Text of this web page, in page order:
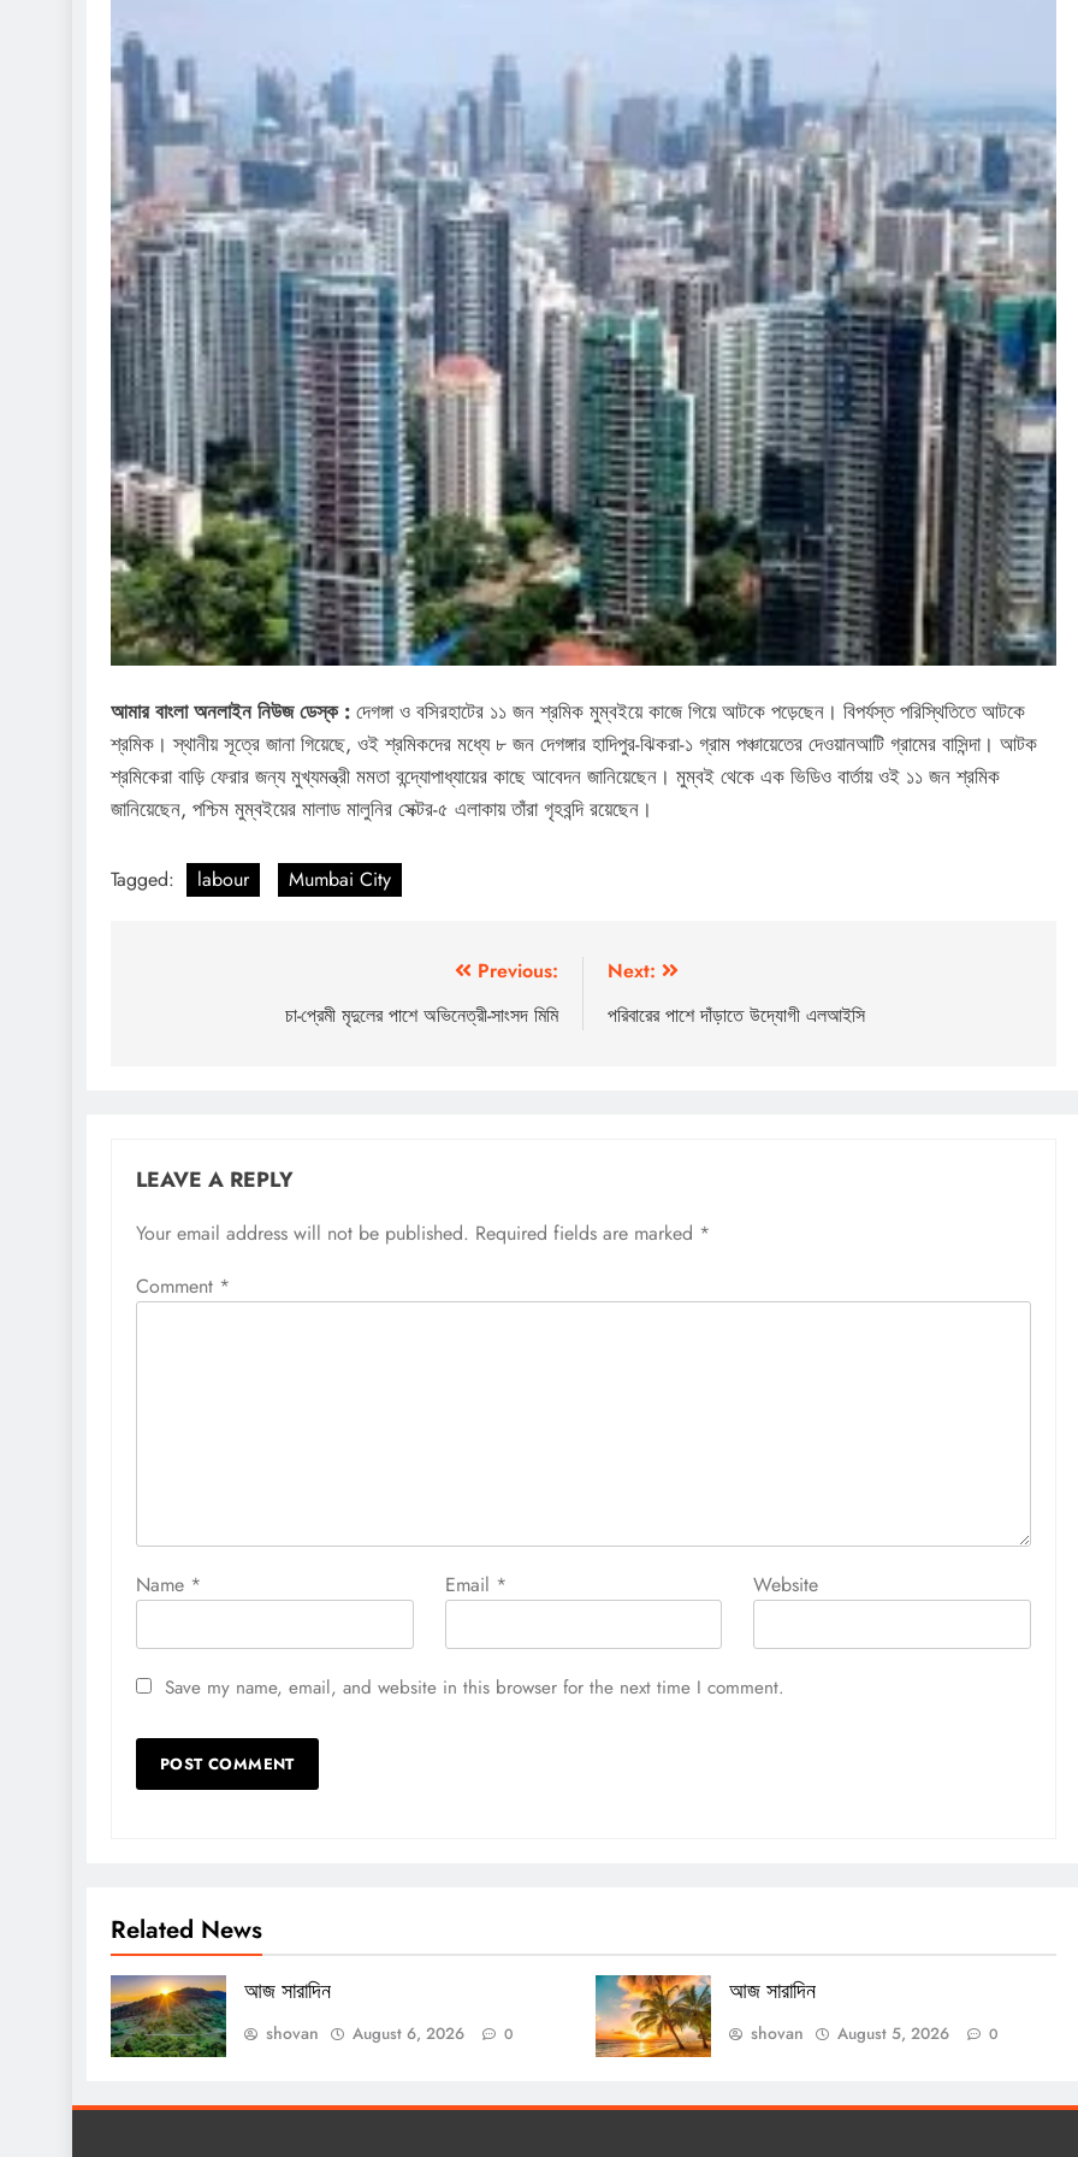
আমার বাংলা অনলাইন নিউজ ডেস্ক : দেগঙ্গা ও বসিরহাটের ১১ জন শ্রমিক মুম্বইয়ে কাজে গিয়ে আটকে পড়েছেন। বিপর্যস্ত পরিস্থিতিতে আটকে
শ্রমিক। স্থানীয় সূত্রে জানা গিয়েছে, ওই শ্রমিকদের মধ্যে ৮ জন দেগঙ্গার হাদিপুর-ঝিকরা-১ গ্রাম পঞ্চায়েতের দেওয়ানআটি গ্রামের বাসিন্দা। আটক
শ্রমিকেরা বাড়ি ফেরার জন্য মুখ্যমন্ত্রী মমতা বন্দ্যোপাধ্যায়ের কাছে আবেদন জানিয়েছেন। মুম্বই থেকে এক ভিডিও বার্তায় ওই ১১ জন শ্রমিক
জানিয়েছেন, পশ্চিম মুম্বইয়ের মালাড মালুনির সেক্টর-৫ এলাকায় তাঁরা গৃহবন্দি রয়েছেন।
Tagged: labour Mumbai City
Previous:
চা-প্রেমী মৃদুলের পাশে অভিনেত্রী-সাংসদ মিমি
Next:
পরিবারের পাশে দাঁড়াতে উদ্যোগী এলআইসি
LEAVE A REPLY
Your email address will not be published. Required fields are marked *
Comment *
Name * Email * Website
Save my name, email, and website in this browser for the next time I comment.
Related News
আজ সারাদিন
shovan August 6, 2026 0
আজ সারাদিন
shovan August 5, 2026 0
OTHERS
আজ সারাদিন
August 5, 2026